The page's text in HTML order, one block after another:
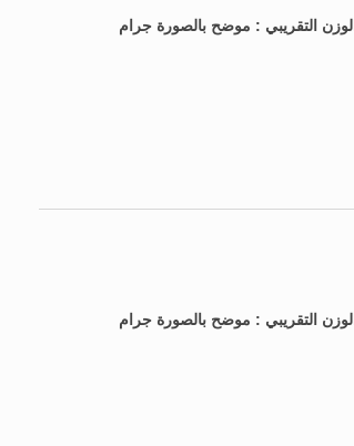
الوزن التقريبي : موضح بالصورة جرام
الوزن التقريبي : موضح بالصورة جرام